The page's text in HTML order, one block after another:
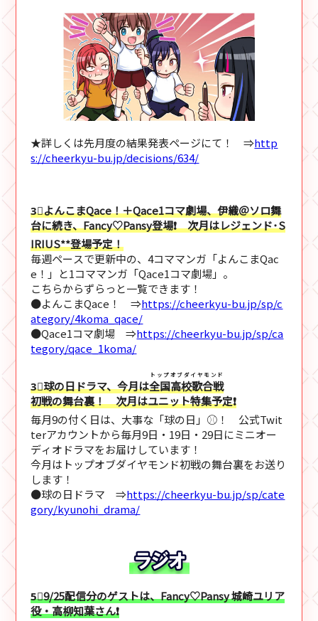
★詳しくは先月度の結果発表ページにて！ ⇒http
s://cheerkyu-bu.jp/decisions/634/
3⃣よんこまQace！＋Qace1コマ劇場、伊織＠ソロ舞
台に続き、Fancy♡Pansy登場❗ 次月はレジェンド･S
IRIUS**登場予定！
毎週ペースで更新中の、4コママンガ「よんこまQac
e！」と1コママンガ「Qace1コマ劇場」。
こちらからずらっと一覧できます！
●よんこまQace！ ⇒https://cheerkyu-bu.jp/sp/c
ategory/4koma_qace/
●Qace1コマ劇場 ⇒https://cheerkyu-bu.jp/sp/ca
tegory/qace_1koma/
3⃣球の日ドラマ、今月は全国高校歌合戦
トップオブダイヤモンド
初戦の舞台裏！ 次月はユニット特集予定❗
毎月9の付く日は、大事な「球の日」⚾！ 公式Twit
terアカウントから毎月9日・19日・29日にミニオー
ディオドラマをお届けしています！
今月はトップオブダイヤモンド初戦の舞台裏をお送り
します！
●球の日ドラマ ⇒https://cheerkyu-bu.jp/sp/cate
gory/kyunohi_drama/
5⃣9/25配信分のゲストは、Fancy♡Pansy 城崎ユリア
役・高柳知葉さん❗